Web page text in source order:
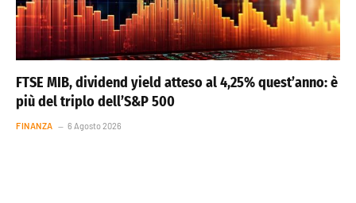
FTSE MIB, dividend yield atteso al 4,25% quest’anno: è
più del triplo dell’S&P 500
FINANZA 6 Agosto 2026